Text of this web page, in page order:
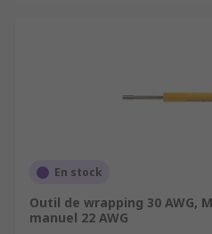
En stock
Outil de wrapping 30 AWG,
manuel 22 AWG